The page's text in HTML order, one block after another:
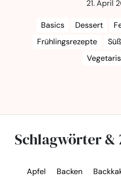
21. April
Basics Dessert
Frühlingsrezepte
Schlagwörter &
Apfel Backen